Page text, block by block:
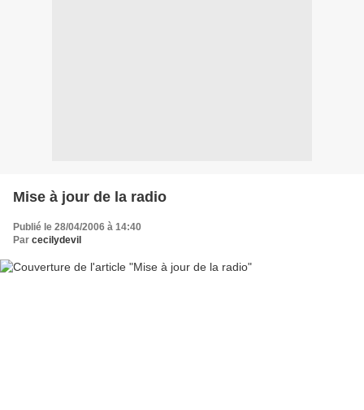
Mise à jour de la radio
Publié le 28/04/2006 à 14:40
Par cecilydevil